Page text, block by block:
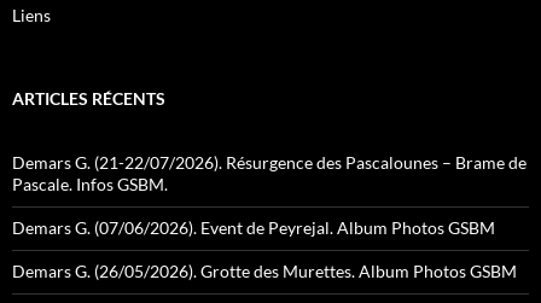
Liens
ARTICLES RÉCENTS
Demars G. (21-22/07/2026). Résurgence des Pascalounes – Brame de
Pascale. Infos GSBM.
Demars G. (07/06/2026). Event de Peyrejal. Album Photos GSBM
Demars G. (26/05/2026). Grotte des Murettes. Album Photos GSBM